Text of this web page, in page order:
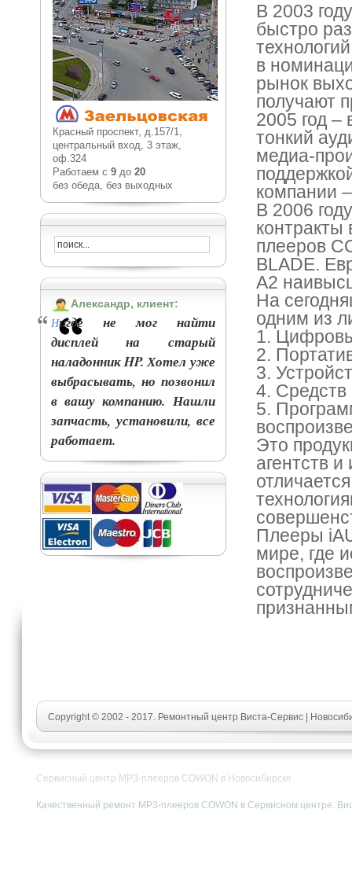
Красный проспект, д.157/1,
центральный вход, 3 этаж,
оф.324
Работаем с 9до 20
без обеда, без выходных
Александр, клиент:
Нигде не мог найти
дисплей на старый
наладонник HP. Хотел уже
выбрасывать, но позвонил
в вашу компанию. Нашли
запчасть, установили, все
работает.
В 2003
быстро
в
рынок
получают
2005 год
тонкий
медиа-
компании
В 2006
плееров
BLADE.
A2
На
одним из
1.
2.
3.
4.
5.
Это
агентств
Плееры
мире, где
Copyright © 2002 - 2017. Ремонтный центр Виста-Сервис |
Сервисный центр MP3-плееров COWON в Новосибирске
Качественный ремонт MP3-плееров COWON в Сервисном центре.